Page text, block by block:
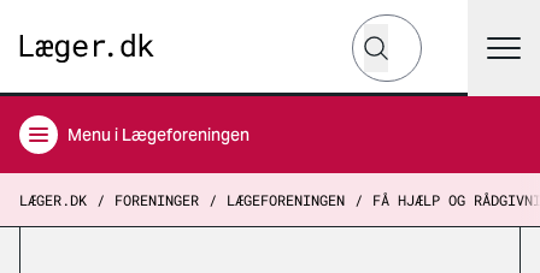
Hvad leder du efter?
Søg
Menu i Lægeforeningen
LÆGER.DK FORENINGER LÆGEFORENINGEN FÅ HJÆLP OG